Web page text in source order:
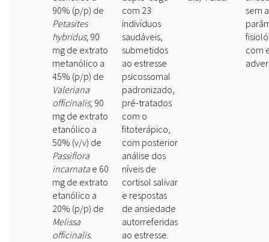
90% (p/p) de
Petasites
hybridus; 90
mg de extrato
metanólico a
45% (p/p) de
Valeriana
officinalis; 90
mg de extrato
etanólico a
50% (v/v) de
Passiflora
incarnata e 60
mg de extrato
etanólico a
20% (p/p) de
Melissa
officinalis.
com 23
indivíduos
saudáveis,
submetidos
ao estresse
psicossomal
padronizado,
pré-tratados
com o
fitoterápico,
com posterior
análise dos
níveis de
cortisol salivar
e respostas
de ansiedade
autorreferidas
ao estresse.
sem
com